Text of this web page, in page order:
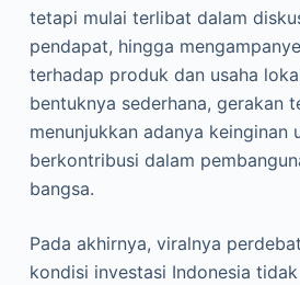
tetapi mulai terlibat dalam
pendapat, hingga
terhadap produk dan usaha
bentuknya sederhana, gerakan
menunjukkan adanya keinginan
berkontribusi dalam
bangsa.
Pada akhirnya, viralnya
kondisi investasi Indonesia